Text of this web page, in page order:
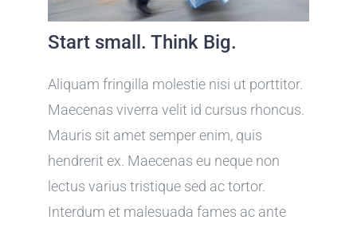
Start small. Think Big.
Aliquam fringilla molestie nisi ut porttitor.
Maecenas viverra velit id cursus rhoncus.
Mauris sit amet semper enim, quis
hendrerit ex. Maecenas eu neque non
lectus varius tristique sed ac tortor.
Interdum et malesuada fames ac ante